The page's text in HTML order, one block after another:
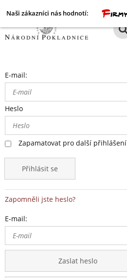
Naši zákazníci nás hodnotí:
E-mail:
Heslo
Zapamatovat pro další přihlášení
Přihlásit se
Zapomněli jste heslo?
E-mail:
Zaslat heslo